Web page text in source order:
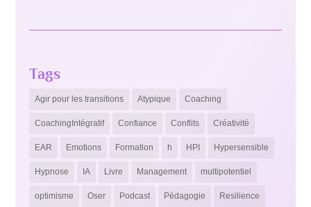
Tags
Agir pour les transitions Atypique Coaching
CoachingIntégratif Confiance Conflits Créativité
EAR Emotions Formation h HPI Hypersensible
Hypnose IA Livre Management multipotentiel
optimisme Oser Podcast Pédagogie Resilience